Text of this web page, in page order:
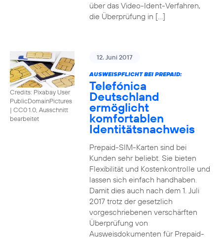
über das Video-Ident-Verfahren,
die Überprüfung in […]
Credits: Pixabay User
PublicDomainPictures
| CC0 1.0, Ausschnitt
bearbeitet
12. Juni 2017
AUSWEISPFLICHT BEI PREPAID:
Telefónica
Deutschland
ermöglicht
komfortablen
Identitätsnachweis
Prepaid-SIM-Karten sind bei
Kunden sehr beliebt. Sie bieten
Flexibilität und Kostenkontrolle und
lassen sich einfach handhaben.
Damit dies auch nach dem 1. Juli
2017 trotz der gesetzlich
vorgeschriebenen verschärften
Überprüfung von
Ausweisdokumenten für Prepaid-